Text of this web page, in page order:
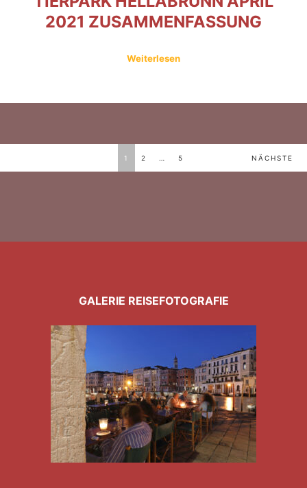
2021 ZUSAMMENFASSUNG
Weiterlesen
BEITRAGSNAVIGATION
1 2 5 NÄCHSTE
GALERIE REISEFOTOGRAFIE